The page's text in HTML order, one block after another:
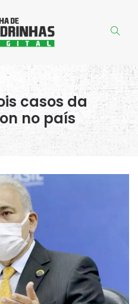
casos da
no país